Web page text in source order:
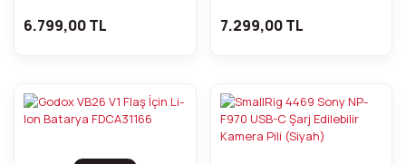
6.799,00 TL 7.299,00 TL